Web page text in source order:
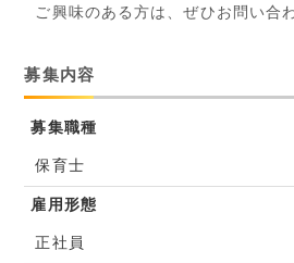
ご興味のある方は、ぜひお問い合
募集内容
募集職種
保育士
雇用形態
正社員